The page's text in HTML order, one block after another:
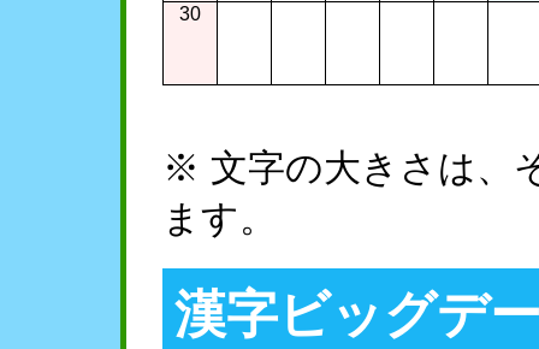
30
※ 文字の大きさは、
ます。
漢字ビッグデ